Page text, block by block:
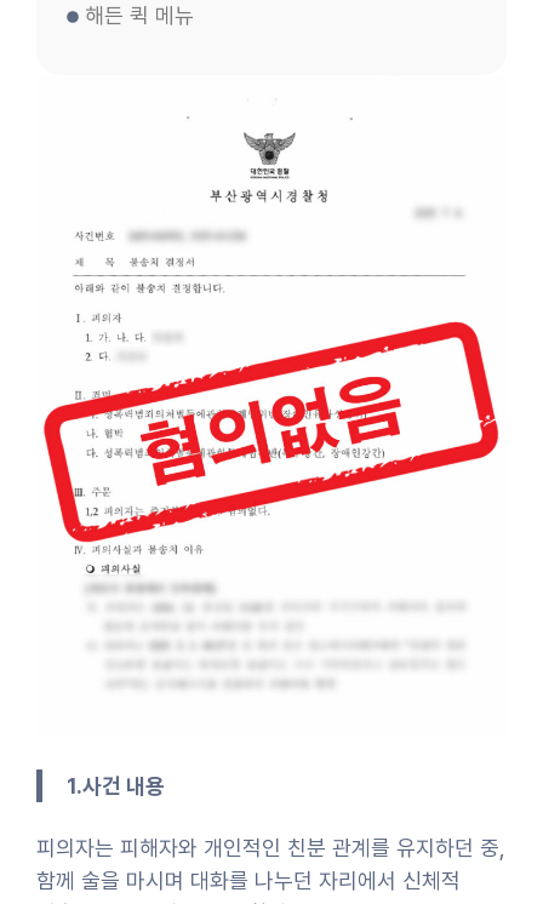
해든 퀵 메뉴
1.사건 내용
피의자는 피해자와 개인적인 친분 관계를 유지하던 중,
함께 술을 마시며 대화를 나누던 자리에서 신체적